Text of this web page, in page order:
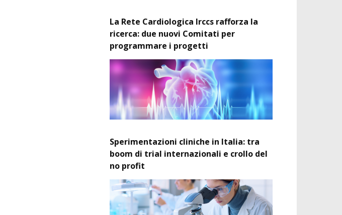
La Rete Cardiologica Irccs rafforza la
ricerca: due nuovi Comitati per
programmare i progetti
Sperimentazioni cliniche in Italia: tra
boom di trial internazionali e crollo del
no profit